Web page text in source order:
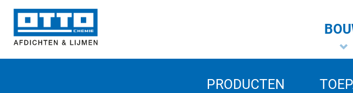
PRODUCTEN